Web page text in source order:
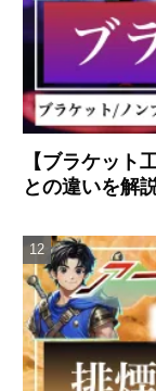
【ブラケット
との違いを解